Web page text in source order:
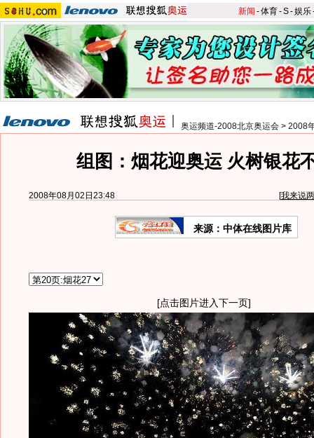
新闻 -体育-S-娱乐
奥运频道-2008北京奥运会 > 2008
组图：烟花迎奥运 火树银花
2008年08月02日23:48 [我来说
来源：中体在线图片库
[点击图片进入下一页]